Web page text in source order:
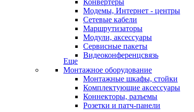
Конвертеры
Модемы, Интернет - центры
Сетевые кабели
Маршрутизаторы
Модули, аксессуары
Сервисные пакеты
Видеоконференцсвязь
Еще
Монтажное оборудование
Монтажные шкафы, стойки
Комплектующие аксессуары
Коннекторы, разъемы
Розетки и патч-панели